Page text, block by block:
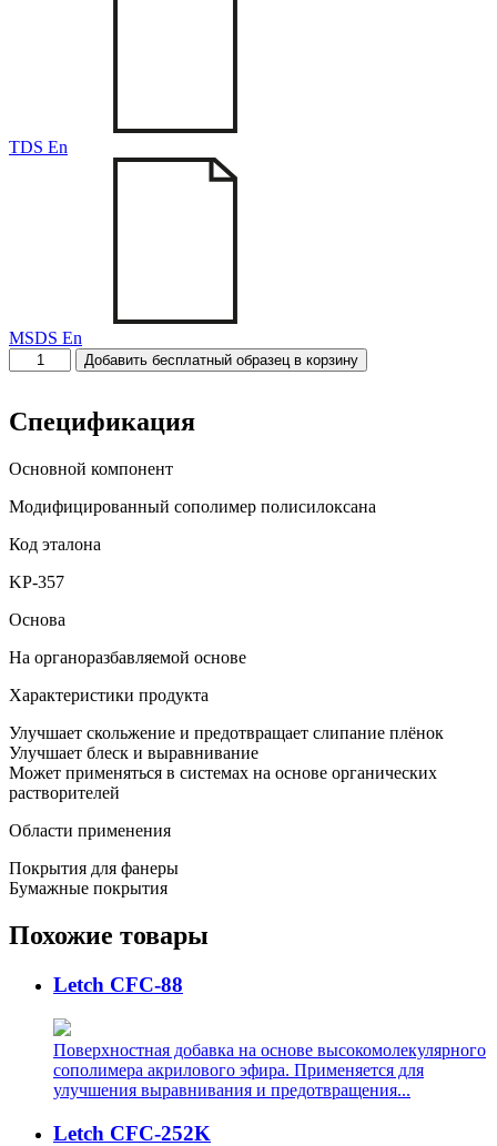
TDS En
MSDS En
Количество
товара
CFC-
775B
Добавить бесплатный образец в корзину
Спецификация
Основной компонент
Модифицированный сополимер полисилоксана
Код эталона
KP-357
Основа
На органоразбавляемой основе
Характеристики продукта
Улучшает скольжение и предотвращает слипание плёнок
Улучшает блеск и выравнивание
Может применяться в системах на основе органических
растворителей
Области применения
Покрытия для фанеры
Бумажные покрытия
Похожие товары
Letch CFC-88
Поверхностная добавка на основе высокомолекулярного
сополимера акрилового эфира. Применяется для
улучшения выравнивания и предотвращения...
Letch CFC-252K